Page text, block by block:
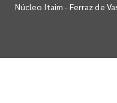
Núcleo Itaim - Ferraz de